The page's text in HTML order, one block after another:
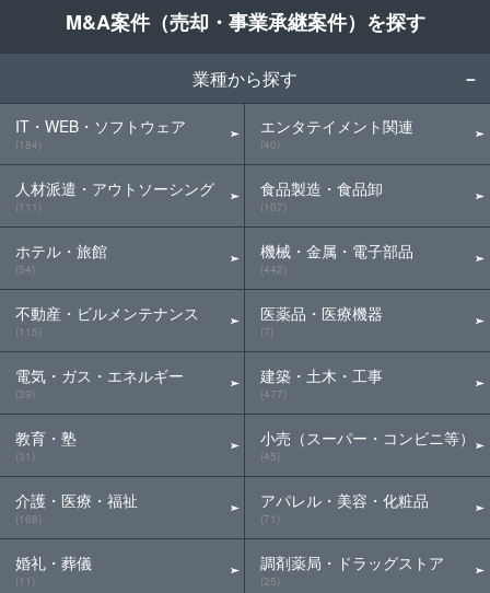
M&A案件（売却・事業承継案件）を探す
業種から探す
IT・WEB・ソフトウェア
(184)
人材派遣・アウトソーシング
(111)
ホテル・旅館
(54)
不動産・ビルメンテナンス
(115)
電気・ガス・エネルギー
(39)
教育・塾
(31)
介護・医療・福祉
(168)
婚礼・葬儀
(11)
エンタテイメント関連
(40)
食品製造・食品卸
(107)
機械・金属・電子部品
(442)
医薬品・医療機器
(7)
建築・土木・工事
(477)
小売（スーパー・コンビニ等）
(45)
アパレル・美容・化粧品
(71)
調剤薬局・ドラッグストア
(25)